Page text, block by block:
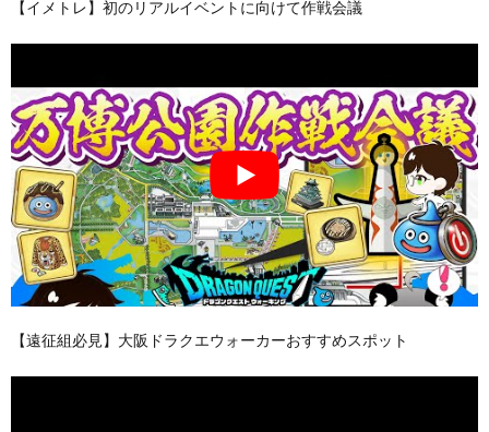
【イメトレ】初のリアルイベントに向けて作戦会議
【遠征組必見】大阪ドラクエウォーカーおすすめスポット